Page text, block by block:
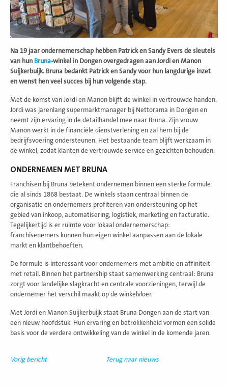
Na 19 jaar ondernemerschap hebben Patrick en Sandy Evers de sleutels
van hun Bruna-winkel in Dongen overgedragen aan Jordi en Manon
Suijkerbuijk. Bruna bedankt Patrick en Sandy voor hun langdurige inzet
en wenst hen veel succes bij hun volgende stap.
Met de komst van Jordi en Manon blijft de winkel in vertrouwde handen.
Jordi was jarenlang supermarktmanager bij Nettorama in Dongen en
neemt zijn ervaring in de detailhandel mee naar Bruna. Zijn vrouw
Manon werkt in de financiële dienstverlening en zal hem bij de
bedrijfsvoering ondersteunen. Het bestaande team blijft werkzaam in
de winkel, zodat klanten de vertrouwde service en gezichten behouden.
ONDERNEMEN MET BRUNA
Franchisen bij Bruna betekent ondernemen binnen een sterke formule
die al sinds 1868 bestaat. De winkels staan centraal binnen de
organisatie en ondernemers profiteren van ondersteuning op het
gebied van inkoop, automatisering, logistiek, marketing en facturatie.
Tegelijkertijd is er ruimte voor lokaal ondernemerschap:
franchisenemers kunnen hun eigen winkel aanpassen aan de lokale
markt en klantbehoeften.
De formule is interessant voor ondernemers met ambitie en affiniteit
met retail. Binnen het partnership staat samenwerking centraal: Bruna
zorgt voor landelijke slagkracht en centrale voorzieningen, terwijl de
ondernemer het verschil maakt op de winkelvloer.
Met Jordi en Manon Suijkerbuijk staat Bruna Dongen aan de start van
een nieuw hoofdstuk. Hun ervaring en betrokkenheid vormen een solide
basis voor de verdere ontwikkeling van de winkel in de komende jaren.
Vorig bericht Terug naar nieuws